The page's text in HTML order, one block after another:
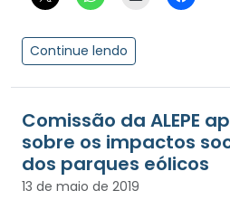
Continue lendo
Comissão da ALEPE
sobre os impactos
dos parques eólicos
13 de maio de 2019